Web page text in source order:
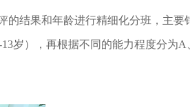
的结果和年龄进行精细化分班，主要
岁），再根据不同的能力程度分为A